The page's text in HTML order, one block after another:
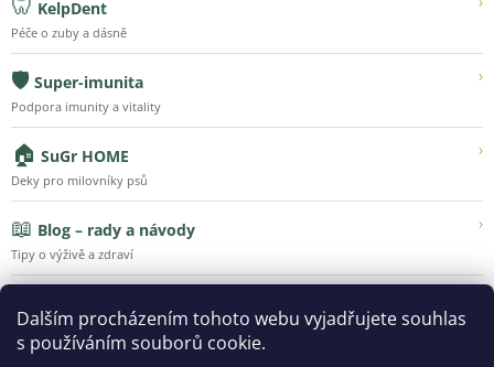
Dalším procházením tohoto webu vyjadřujete souhlas
s používáním souborů cookie.
KelpDent
Péče o zuby a dásně
🛡️ Super-imunita ›
Podpora imunity a vitality
🏠 SuGr HOME ›
Deky pro milovníky psů
📖 Blog – rady a návody ›
Tipy o výživě a zdraví
Poznejte Super-Granule